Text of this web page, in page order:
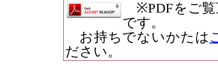
※PDFをご覧
です。
お持ちでないかたは
ださい。